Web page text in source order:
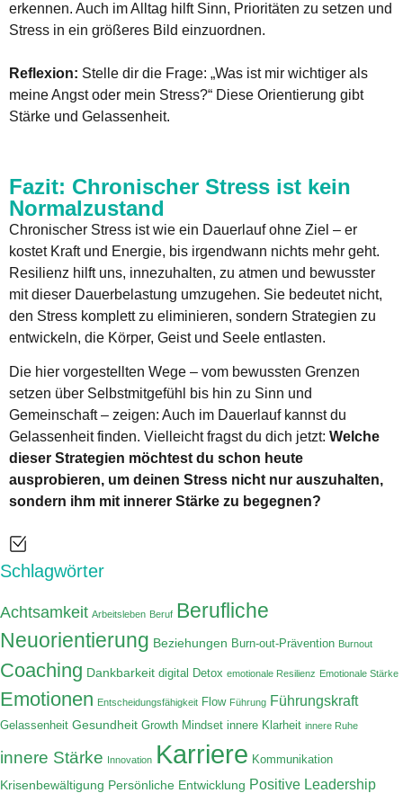
erkennen. Auch im Alltag hilft Sinn, Prioritäten zu setzen und
Stress in ein größeres Bild einzuordnen.
Reflexion: Stelle dir die Frage: „Was ist mir wichtiger als
meine Angst oder mein Stress?“ Diese Orientierung gibt
Stärke und Gelassenheit.
Fazit: Chronischer Stress ist kein
Normalzustand
Chronischer Stress ist wie ein Dauerlauf ohne Ziel – er
kostet Kraft und Energie, bis irgendwann nichts mehr geht.
Resilienz hilft uns, innezuhalten, zu atmen und bewusster
mit dieser Dauerbelastung umzugehen. Sie bedeutet nicht,
den Stress komplett zu eliminieren, sondern Strategien zu
entwickeln, die Körper, Geist und Seele entlasten.
Die hier vorgestellten Wege – vom bewussten Grenzen
setzen über Selbstmitgefühl bis hin zu Sinn und
Gemeinschaft – zeigen: Auch im Dauerlauf kannst du
Gelassenheit finden. Vielleicht fragst du dich jetzt: Welche
dieser Strategien möchtest du schon heute
ausprobieren, um deinen Stress nicht nur auszuhalten,
sondern ihm mit innerer Stärke zu begegnen?
Schlagwörter
Achtsamkeit Arbeitsleben Beruf Berufliche
Neuorientierung Beziehungen Burn-out-Prävention Burnout
Coaching Dankbarkeit digital Detox emotionale Resilienz Emotionale Stärke
Emotionen Entscheidungsfähigkeit Flow Führung Führungskraft
Gelassenheit Gesundheit Growth Mindset innere Klarheit innere Ruhe
innere Stärke Innovation Karriere Kommunikation
Krisenbewältigung Persönliche Entwicklung Positive Leadership